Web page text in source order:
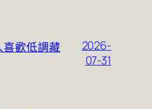
歡低調藏
2026-
07-31